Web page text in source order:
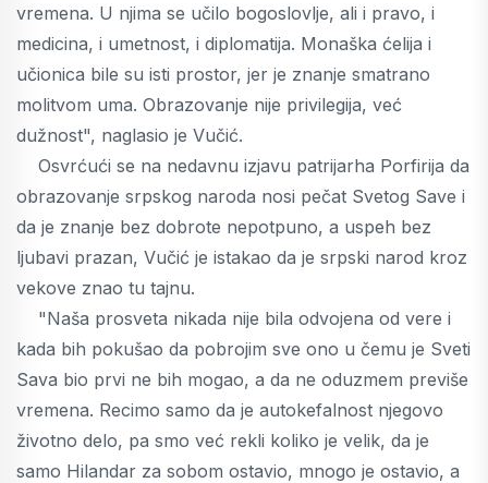
vremena. U njima se učilo bogoslovlje, ali i pravo, i
medicina, i umetnost, i diplomatija. Monaška ćelija i
učionica bile su isti prostor, jer je znanje smatrano
molitvom uma. Obrazovanje nije privilegija, već
dužnost", naglasio je Vučić.
Osvrćući se na nedavnu izjavu patrijarha Porfirija da
obrazovanje srpskog naroda nosi pečat Svetog Save i
da je znanje bez dobrote nepotpuno, a uspeh bez
ljubavi prazan, Vučić je istakao da je srpski narod kroz
vekove znao tu tajnu.
"Naša prosveta nikada nije bila odvojena od vere i
kada bih pokušao da pobrojim sve ono u čemu je Sveti
Sava bio prvi ne bih mogao, a da ne oduzmem previše
vremena. Recimo samo da je autokefalnost njegovo
životno delo, pa smo već rekli koliko je velik, da je
samo Hilandar za sobom ostavio, mnogo je ostavio, a